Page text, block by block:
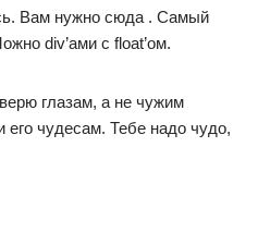
Вам нужно сюда . Самый
div’ами с float’ом.
глазам, а не чужим
чудесам. Тебе надо чудо,